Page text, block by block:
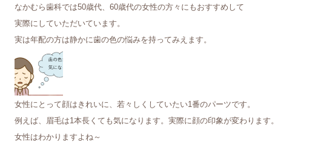
なかむら歯科では50歳代、60歳代の女性の方々にもおすすめして
実際にしていただいています。
実は年配の方は静かに歯の色の悩みを持ってみえます。
女性にとって顔はきれいに、若々しくしていたい1番のパーツです。
例えば、眉毛は1本長くても気になります。実際に顔の印象が変わります。
女性はわかりますよね～